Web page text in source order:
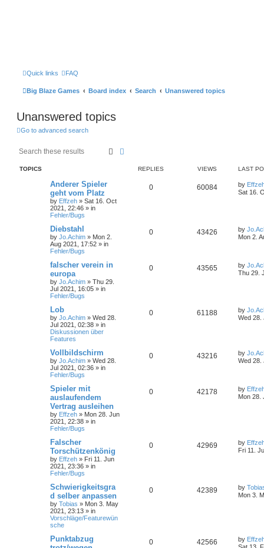
Quick links FAQ
Big Blaze Games Board index Search Unanswered topics
Unanswered topics
Go to advanced search
Search
TOPICS REPLIES VIEWS LAST
Anderer Spieler
geht vom Platz
by Effzeh » Sat 16. Oct
2021, 22:46 » in
Fehler/Bugs
0 60084 by
Sat 16.
Diebstahl
by Jo.Achim » Mon 2.
Aug 2021, 17:52 » in
Fehler/Bugs
0 43426 by
Mon 2.
falscher verein in
europa
by Jo.Achim » Thu 29.
Jul 2021, 16:05 » in
Fehler/Bugs
0 43565 by
Thu 29.
Lob
by Jo.Achim » Wed 28.
Jul 2021, 02:38 » in
Diskussionen über
Features
0 61188 by
Wed 28.
Vollbildschirm
by Jo.Achim » Wed 28.
Jul 2021, 02:36 » in
Fehler/Bugs
0 43216 by
Wed 28.
Spieler mit
auslaufendem
Vertrag ausleihen
by Effzeh » Mon 28. Jun
2021, 22:38 » in
Fehler/Bugs
0 42178 by
Mon 28.
Falscher
Torschützenkönig
by Effzeh » Fri 11. Jun
2021, 23:36 » in
Fehler/Bugs
0 42969 by
Fri 11.
Schwierigkeitsgra
d selber anpassen
by Tobias » Mon 3. May
2021, 23:13 » in
Vorschläge/Featurewün
sche
0 42389 by
Mon 3.
Punktabzug
0 42566 by
Sat 13.